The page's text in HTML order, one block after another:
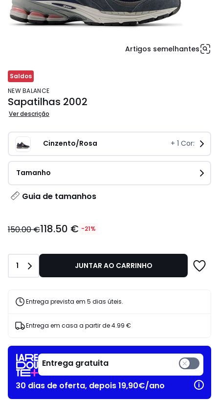
Artigos semelhantes
Saldos
NEW BALANCE
Sapatilhas 2002
Ver descrição
Cinzento/Rosa + 1 Cor:
Tamanho
Guia de tamanhos
€
150.00
€
de
desconto
150.00 €118.50 € -21%
Quantidade
1 JUNTAR AO CARRINHO
Entrega prevista em 5 dias úteis.
Entrega em casa a partir de4.99 €
Entrega gratuita
30 dias de oferta, depois 19,90€/ano